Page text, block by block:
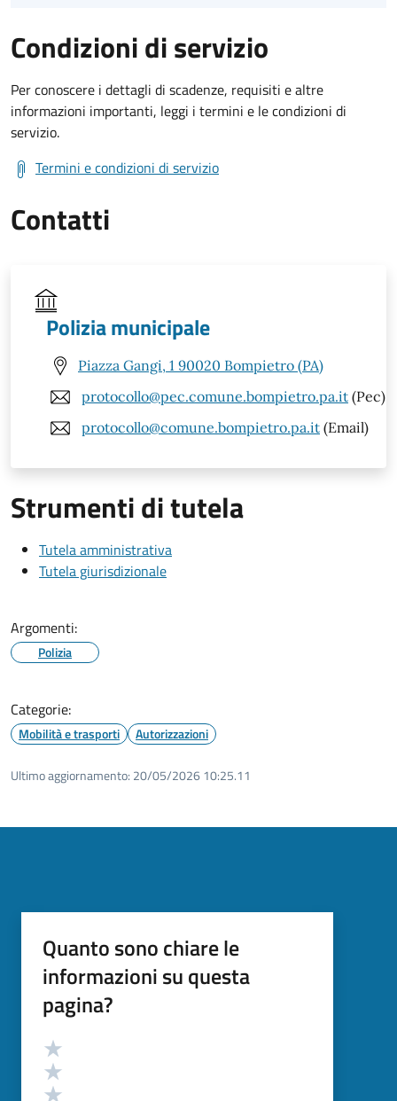
Condizioni di servizio
Per conoscere i dettagli di scadenze, requisiti e altre
informazioni importanti, leggi i termini e le condizioni di
servizio.
Termini e condizioni di servizio
Contatti
Polizia municipale
Piazza Gangi, 1 90020 Bompietro (PA)
protocollo@pec.comune.bompietro.pa.it (Pec)
protocollo@comune.bompietro.pa.it (Email)
Strumenti di tutela
Tutela amministrativa
Tutela giurisdizionale
Argomenti:
Polizia
Categorie:
Mobilità e trasporti Autorizzazioni
Ultimo aggiornamento: 20/05/2026 10:25.11
Quanto sono chiare le
informazioni su questa
pagina?
Valutazione